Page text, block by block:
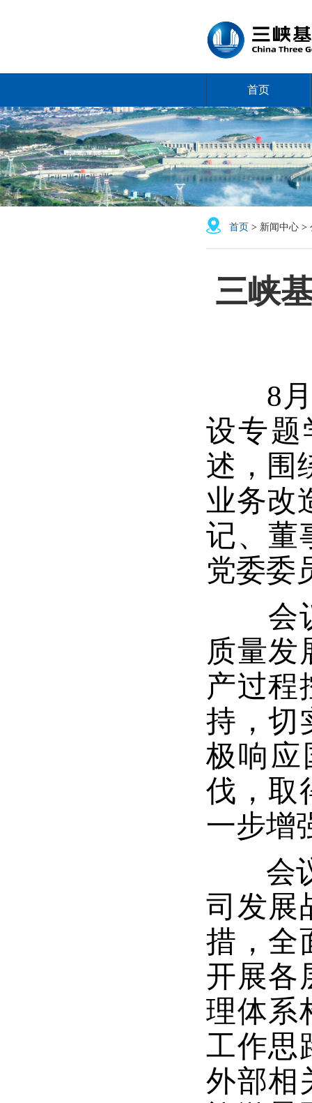
首页
首页 > 新闻中心 >
三峡
8月
设专题
述，围
业务改
记、董
党委委
会议
质量发
产过程
持，切
极响应
伐，取
一步增
会议
司发展
措，全
开展各
理体系
工作思
外部相